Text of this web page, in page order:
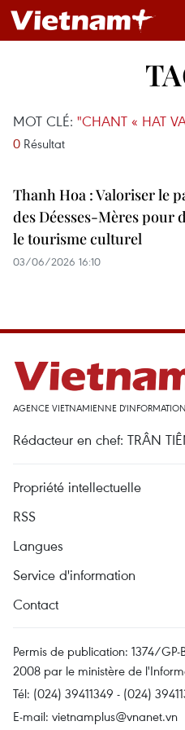
MOT CLÉ: "CHANT « HAT
0 Résultat
Thanh Hoa : Valoriser le
des Déesses-Mères pour
le tourisme culturel
03/06/2026 16:10
AGENCE VIETNAMIENNE
Rédacteur en chef: TRÂN
Propriété intellectuelle
RSS
Langues
Service d'information
Contact
Permis de publication: 1374/GP-
2008 par le ministère de
Tél: (024) 39411349 - (024)
E-mail: vietnamplus@vnanet.vn